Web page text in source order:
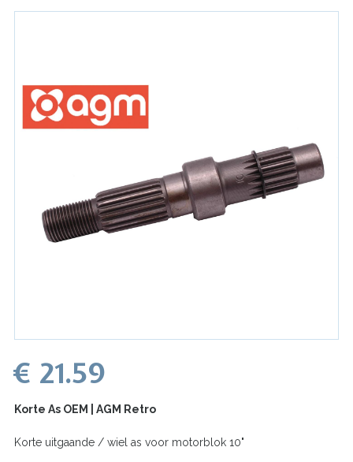
€ 21.59
Korte As OEM | AGM Retro
Korte uitgaande / wiel as voor motorblok 10"